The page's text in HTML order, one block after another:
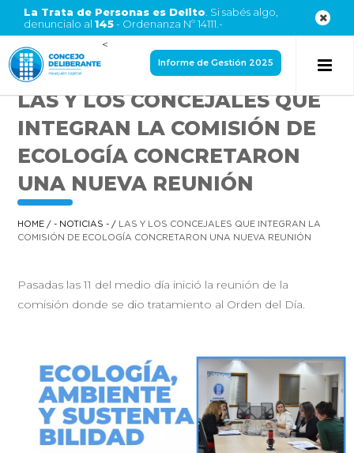
La Trata de Personas es Delito . Si sabés algo,
denuncialo al 145- Ordenanza Nº 14111.-
<
Informe de Gestión 2025
LAS Y LOS CONCEJALES QUE
INTEGRAN LA COMISIÓN DE
ECOLOGÍA CONCRETARON
UNA NUEVA REUNIÓN
HOME /- NOTICIAS - /
LAS Y LOS CONCEJALES QUE INTEGRAN LA
COMISIÓN DE ECOLOGÍA CONCRETARON UNA NUEVA REUNIÓN
Pasadas las 11 del medio día inició la reunión de la
comisión donde se dio tratamiento al Orden del Día.